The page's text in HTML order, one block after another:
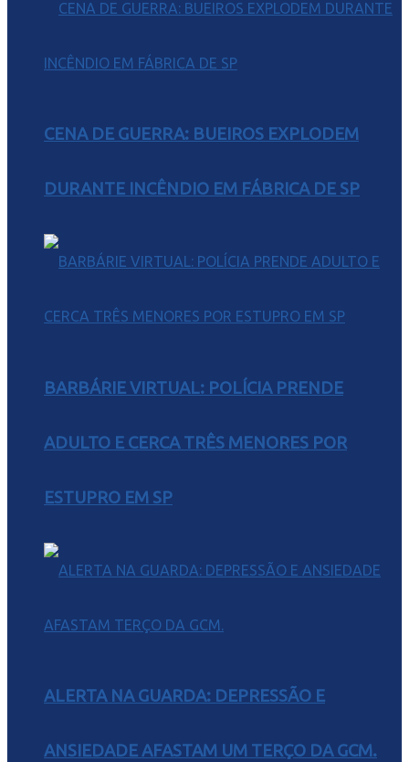
CENA DE GUERRA: BUEIROS EXPLODEM
DURANTE INCÊNDIO EM FÁBRICA DE SP
BARBÁRIE VIRTUAL: POLÍCIA PRENDE
ADULTO E CERCA TRÊS MENORES POR
ESTUPRO EM SP
ALERTA NA GUARDA: DEPRESSÃO E
ANSIEDADE AFASTAM UM TERÇO DA GCM.